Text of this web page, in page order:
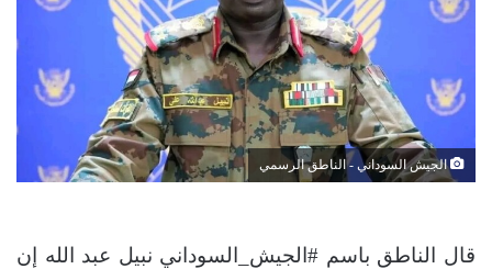
الجيش السوداني - الناطق الرسمي
قال الناطق باسم #الجيش_السوداني نبيل عبد الله إن